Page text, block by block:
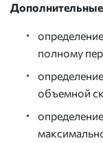
Дополнительные
полному
объемной